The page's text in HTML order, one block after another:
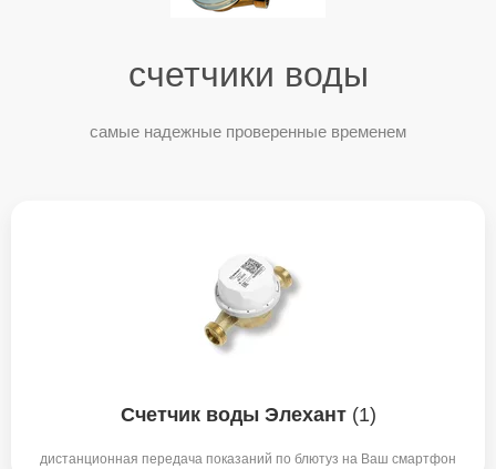
счетчики воды
самые надежные проверенные временем
Счетчик воды Элехант (1)
дистанционная передача показаний по блютуз на Ваш смартфон